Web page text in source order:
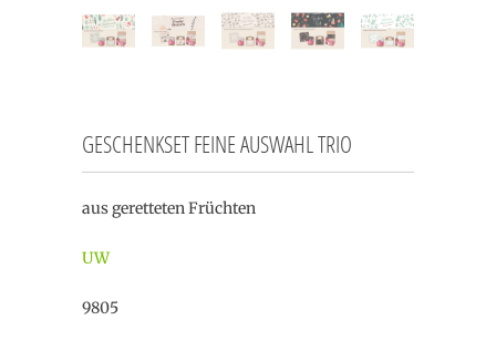
GESCHENKSET FEINE AUSWAHL TRIO
aus geretteten Früchten
UW
9805